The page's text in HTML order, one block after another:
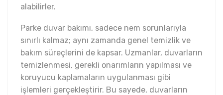
alabilirler.
Parke duvar bakımı, sadece nem sorunlarıyla
sınırlı kalmaz; aynı zamanda genel temizlik ve
bakım süreçlerini de kapsar. Uzmanlar, duvarların
temizlenmesi, gerekli onarımların yapılması ve
koruyucu kaplamaların uygulanması gibi
işlemleri gerçekleştirir. Bu sayede, duvarların